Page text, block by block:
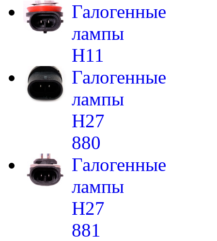
Галогенные
лампы
H11
Галогенные
лампы
H27
880
Галогенные
лампы
H27
881